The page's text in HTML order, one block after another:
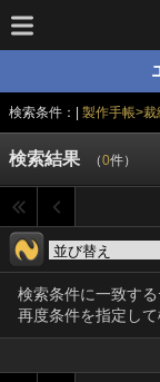
検索条件：| 製作手帳>
検索結果 （0件）
検索条件に一致す
再度条件を指定して